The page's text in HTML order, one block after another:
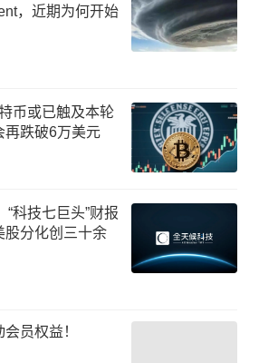
，近期为何开始
币或已触及本轮
再跌破6万美元
科技七巨头”财报
股分化创三十余
员权益！